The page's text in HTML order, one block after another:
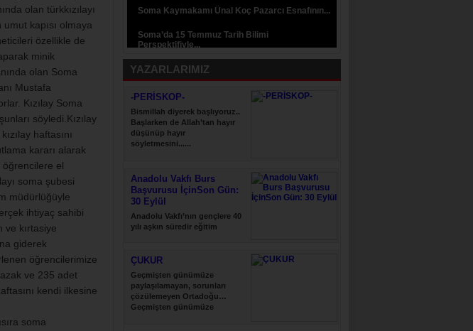
olan türkkızılayı
kapısı olmaya
özellikle de
minik
olan Soma
Mustafa
Kızılay Soma
söyledi.Kızılay
haftasını
kararı alarak
öğrencilere el
soma şubesi
müdürlüğüyle
ihtiyaç sahibi
ve kırtasiye
giderek
öğrencilerimize
ve 235 adet
kendi ilkesine
soma
Soma Kaymakamı Ünal Koç Pazarcı Esnafının...
Soma’da 15 Temmuz Tarih Bilimi
Perspektifiyle...
YAZARLARIMIZ
-PERİSKOP-
Bismillah diyerek başlıyoruz..
Başlarken de Allah’tan hayır
düşünüp hayır
söyletmesini......
Anadolu Vakfı Burs
Başvurusu İçinSon Gün:
30 Eylül
Anadolu Vakfı’nın gençlere 40
yılı aşkın süredir eğitim
ÇUKUR
Geçmişten günümüze
paylaşılamayan, sorunları
çözülemeyen Ortadoğu…
Geçmişten günümüze